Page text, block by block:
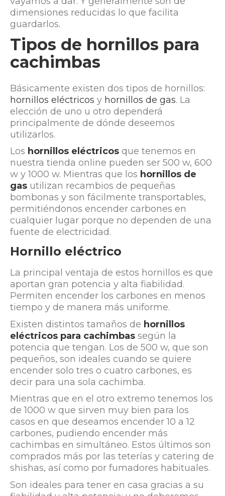
dimensiones reducidas lo que facilita
guardarlos.
Tipos de hornillos para
cachimbas
Básicamente existen dos tipos de hornillos:
hornillos eléctricos y hornillos de gas. La
elección de uno u otro dependerá
principalmente de dónde deseemos
utilizarlos.
Los hornillos eléctricos que tenemos en
nuestra tienda online pueden ser 500 w, 600
w y 1000 w. Mientras que los hornillos de
gas utilizan recambios de pequeñas
bombonas y son fácilmente transportables,
permitiéndonos encender carbones en
cualquier lugar porque no dependen de una
fuente de electricidad.
Hornillo eléctrico
La principal ventaja de estos hornillos es que
aportan gran potencia y alta fiabilidad.
Permiten encender los carbones en menos
tiempo y de manera más uniforme.
Existen distintos tamaños de hornillos
eléctricos para cachimbas según la
potencia que tengan. Los de 500 w, que son
pequeños, son ideales cuando se quiere
encender solo tres o cuatro carbones, es
decir para una sola cachimba.
Mientras que en el otro extremo tenemos los
de 1000 w que sirven muy bien para los
casos en que deseamos encender 10 a 12
carbones, pudiendo encender más
cachimbas en simultáneo. Estos últimos son
comprados más por las teterías y catering de
shishas, así como por fumadores habituales.
Son ideales para tener en casa gracias a su